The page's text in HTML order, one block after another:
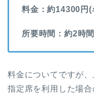
料金：約14300円
所要時間：約2時
料金についてですが
指定席を利用した場合